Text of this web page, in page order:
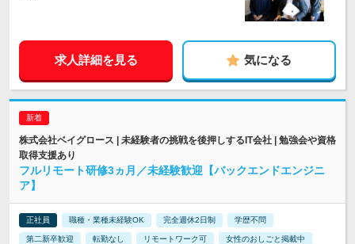
求人詳細を見る 気になる
株式会社ベイグロース | 未経験者の挑戦を後押しするIT会社 | 勉強会や資格
取得支援あり
フルリモート研修3ヵ月／未経験歓迎【バックエンドエンジニ
ア】
正社員 職種・業種未経験OK 完全週休2日制 学歴不問
第二新卒歓迎 転勤なし リモートワーク可 女性のおしごと掲載中